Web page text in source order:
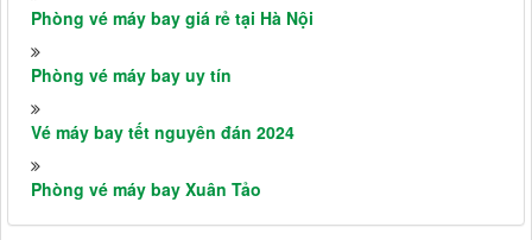
Phòng vé máy bay giá rẻ tại Hà Nội
Phòng vé máy bay uy tín
Vé máy bay tết nguyên đán 2024
Phòng vé máy bay Xuân Tảo